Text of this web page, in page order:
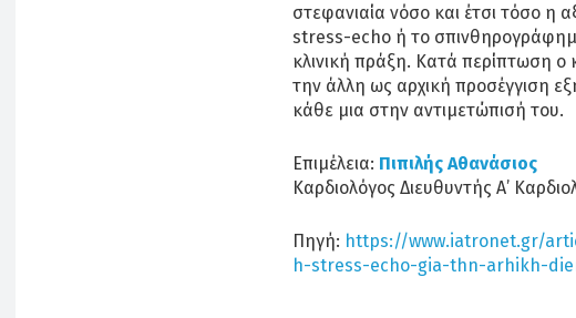
στεφανιαία νόσο και έτσι τόσο η
stress-echo ή το
κλινική πράξη. Κατά περίπτωση ο
την άλλη ως αρχική προσέγγιση
κάθε μια στην αντιμετώπισή του.
Επιμέλεια: Πιπιλής Αθανάσιος
Καρδιολόγος Διευθυντής Α’
Πηγή: https://www.iatronet.gr/
h-stress-echo-gia-thn-arhikh-